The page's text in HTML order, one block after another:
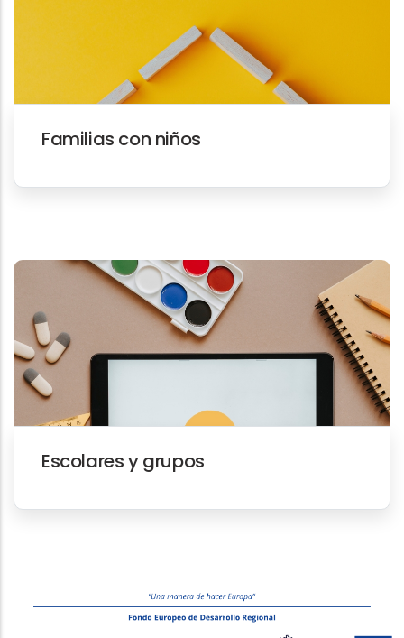
Familias con niños
Escolares y grupos